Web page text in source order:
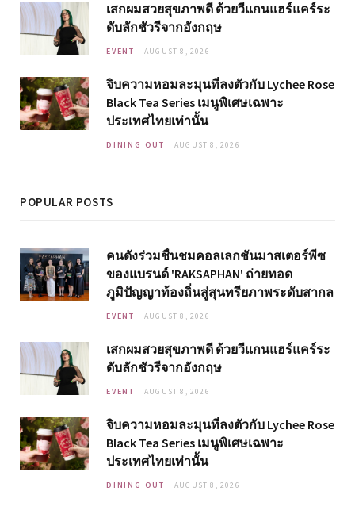
เสกผมสวยสุขภาพดี ด้วยวีแกนแฮร์แคร์ระ
ดับลักชัวรีจากอังกฤษ
EVENT AUGUST 8, 2026
จิบความหอมละมุนที่ลงตัวกับ Lychee Rose
Black Tea Series เมนูพิเศษเฉพาะ
ประเทศไทยเท่านั้น
DINING OUT AUGUST 8, 2026
POPULAR POSTS
คนดังร่วมชื่นชมคอลเลกชันมาสเตอร์พีซ
ของแบรนด์ 'RAKSAPHAN' ถ่ายทอด
ภูมิปัญญาท้องถิ่นสู่สุนทรียภาพระดับสากล
EVENT AUGUST 8, 2026
เสกผมสวยสุขภาพดี ด้วยวีแกนแฮร์แคร์ระ
ดับลักชัวรีจากอังกฤษ
EVENT AUGUST 8, 2026
จิบความหอมละมุนที่ลงตัวกับ Lychee Rose
Black Tea Series เมนูพิเศษเฉพาะ
ประเทศไทยเท่านั้น
DINING OUT AUGUST 8, 2026